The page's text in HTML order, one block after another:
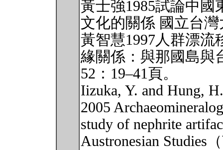
黃士強1985試論中
文化的關係 國立台
黃智慧1997人群漂
緣關係：與那國島與
52：19–41頁。
Iizuka, Y. and Hung,
2005
study of nephrite
Austronesian Studies